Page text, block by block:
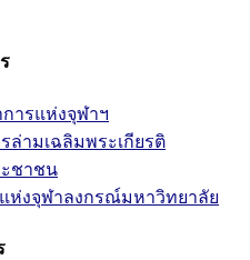
ารแห่งจุฬาฯ
ล่ามเฉลิมพระเกียรติ
ชาชน
ห่งจุฬาลงกรณ์มหาวิทยาลัย